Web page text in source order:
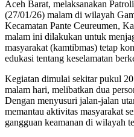
Aceh Barat, melaksanakan
(27/01/26) malam di wilayah
Kecamatan Pante Ceureumen,
malam ini dilakukan untuk
masyarakat (kamtibmas) tetap
edukasi tentang keselamatan
Kegiatan dimulai sekitar pukul
malam hari, melibatkan dua
Dengan menyusuri jalan-jalan
memantau aktivitas masyarakat
gangguan keamanan di wilayah